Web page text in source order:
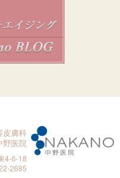
皮膚科
野医院
4-6-18
2685